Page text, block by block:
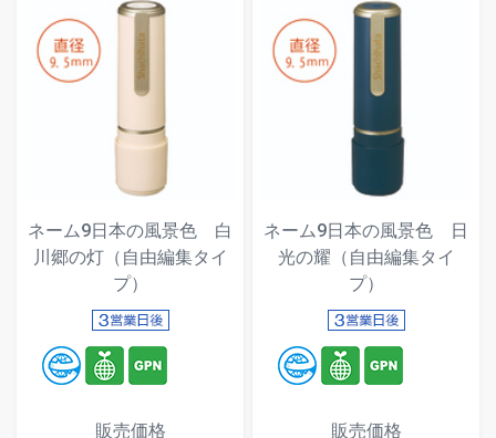
ネーム9日本の風景色 白
川郷の灯（自由編集タイ
プ）
販売価格
ネーム9日本の風景色 日
光の耀（自由編集タイ
プ）
販売価格